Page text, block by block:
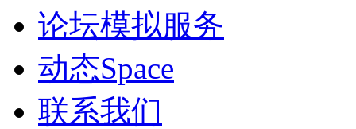
论坛模拟服务
动态Space
联系我们